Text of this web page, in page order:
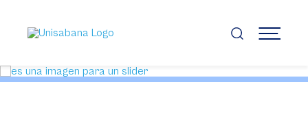
contenido
principal
MENÚ